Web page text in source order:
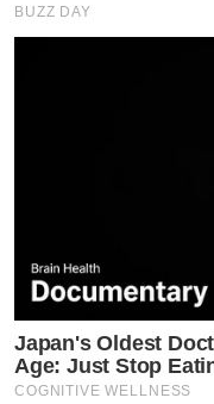
BUZZ DAY
Japan's Oldest
Age: Just Stop
COGNITIVE WELLNESS